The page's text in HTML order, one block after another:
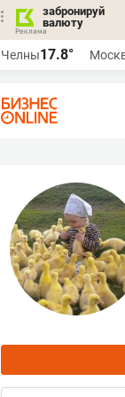
забронируй
валюту
Челны17.8°